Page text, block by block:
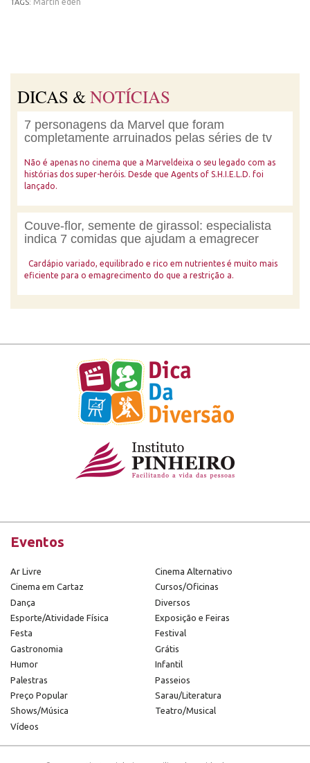
TAGS:
DICAS &NOTÍCIAS
7 personagens da Marvel que foram
completamente arruinados pelas séries de tv
Não é apenas no cinema que a Marveldeixa o seu legado com as
histórias dos super-heróis. Desde que Agents of S.H.I.E.L.D. foi
lançado.
Couve-flor, semente de girassol: especialista
indica 7 comidas que ajudam a emagrecer
Cardápio variado, equilibrado e rico em nutrientes é muito mais
eficiente para o emagrecimento do que a restrição a.
Eventos
Ar Livre
Cinema Alternativo
Cinema em Cartaz
Cursos/Oficinas
Dança
Diversos
Esporte/Atividade Física
Exposição e Feiras
Festa
Festival
Gastronomia
Grátis
Humor
Infantil
Palestras
Passeios
Preço Popular
Sarau/Literatura
Shows/Música
Teatro/Musical
Vídeos